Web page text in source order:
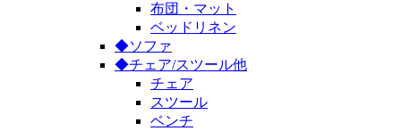
布団・マット
ベッドリネン
◆ソファ
◆チェア/スツール他
チェア
スツール
ベンチ